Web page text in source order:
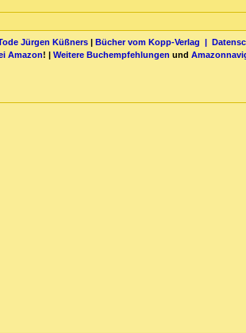
Jürgen Küßners| Bücher vom Kopp-Verlag |
Amazon! | Weitere Buchempfehlungen und